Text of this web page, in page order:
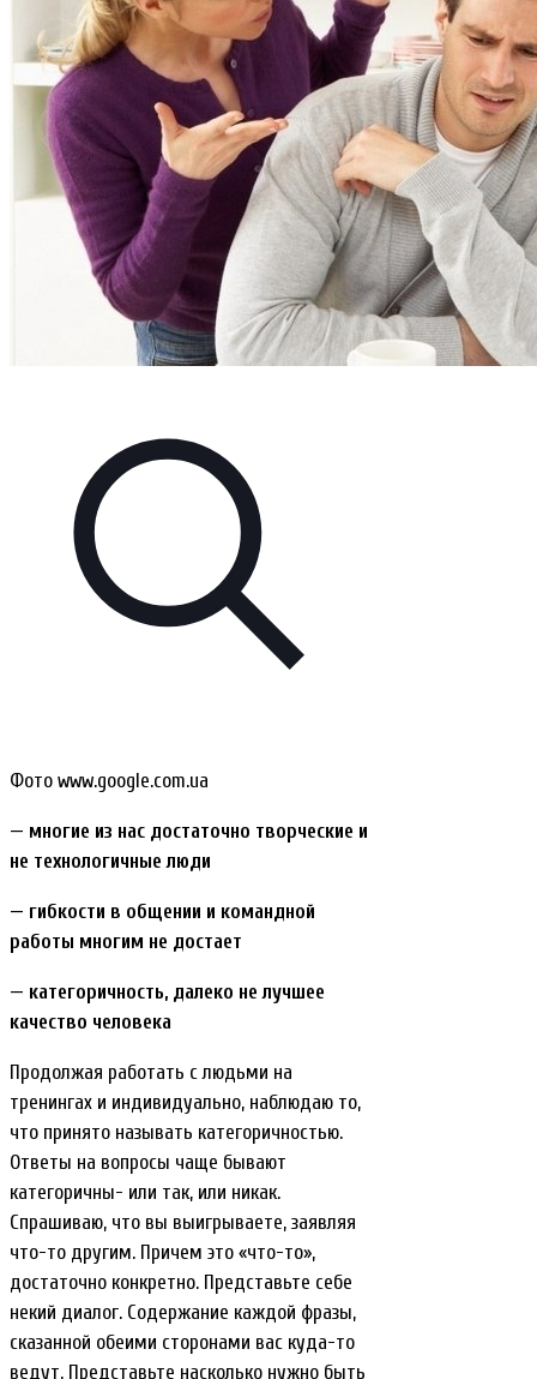
Фото www.google.com.ua
— многие из нас достаточно творческие и
не технологичные люди
— гибкости в общении и командной
работы многим не достает
— категоричность, далеко не лучшее
качество человека
Продолжая работать с людьми на
тренингах и индивидуально, наблюдаю то,
что принято называть категоричностью.
Ответы на вопросы чаще бывают
категоричны- или так, или никак.
Спрашиваю, что вы выигрываете, заявляя
что-то другим. Причем это «что-то»,
достаточно конкретно. Представьте себе
некий диалог. Содержание каждой фразы,
сказанной обеими сторонами вас куда-то
ведут. Представьте насколько нужно быть